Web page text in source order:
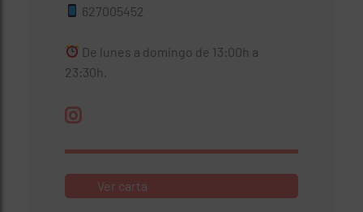
627005452
De lunes a domingo de 13:00h a
23:30h.
Ver carta